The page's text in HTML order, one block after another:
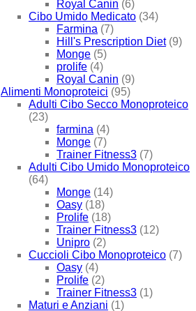
Royal Canin (6)
Cibo Umido Medicato (34)
Farmina (7)
Hill's Prescription Diet (9)
Monge (5)
prolife (4)
Royal Canin (9)
Alimenti Monoproteici (95)
Adulti Cibo Secco Monoproteico
(23)
farmina (4)
Monge (7)
Trainer Fitness3 (7)
Adulti Cibo Umido Monoproteico
(64)
Monge (14)
Oasy (18)
Prolife (18)
Trainer Fitness3 (12)
Unipro (2)
Cuccioli Cibo Monoproteico (7)
Oasy (4)
Prolife (2)
Trainer Fitness3 (1)
Maturi e Anziani (1)